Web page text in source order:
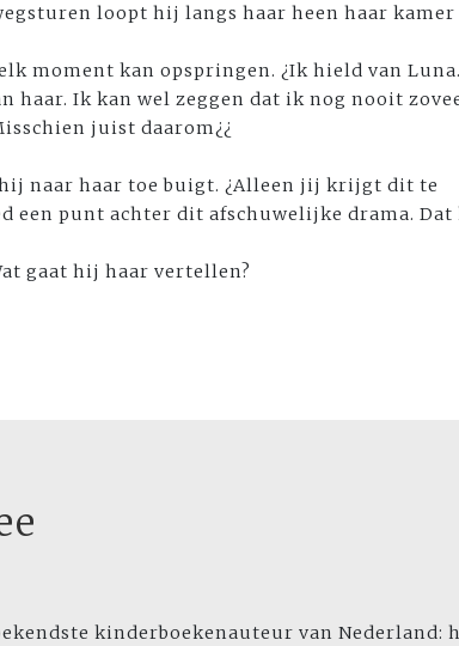
loopt hij langs haar heen haar kamer
moment kan opspringen. ¿Ik hield van
haar. Ik kan wel zeggen dat ik nog nooit
juist daarom¿¿
naar haar toe buigt. ¿Alleen jij krijgt dit te
een punt achter dit afschuwelijke drama. Dat
gaat hij haar vertellen?
kinderboekenauteur van Nederland: